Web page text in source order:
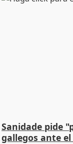
Sanidade pide
gallegos ante el